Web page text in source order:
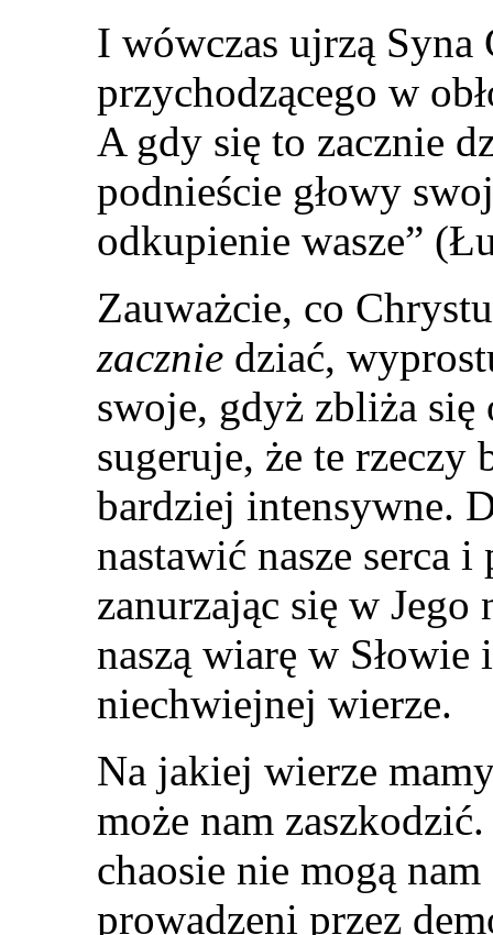
I wówczas ujrzą Syna
przychodzącego w
A gdy się to zacznie
podnieście głowy
odkupienie wasze”
Zauważcie, co
zacznie dziać,
swoje, gdyż zbliża się
sugeruje, że te rzeczy
bardziej intensywne.
nastawić nasze serca
zanurzając się w
naszą wiarę w
niechwiejnej wierze.
Na jakiej wierze
może nam
chaosie nie mogą
prowadzeni przez